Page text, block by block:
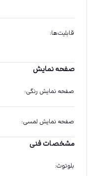
قابلیت‌ها:
صفحه نمایش
صفحه نمایش رنگی:
صفحه نمایش لمسی:
مشخصات فنی
بلوتوث: